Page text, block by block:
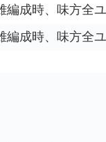
編成時、味方全
編成時、味方全